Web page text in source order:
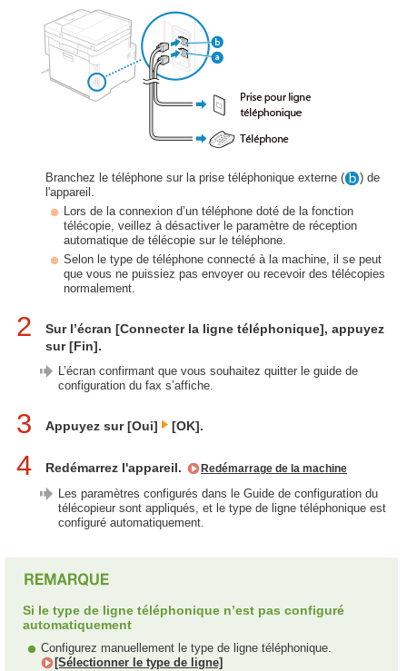
Branchez le téléphone sur la prise téléphonique externe (
) de
l'appareil.
Lors de la connexion d’un téléphone doté de la fonction
télécopie, veillez à désactiver le paramètre de réception
automatique de télécopie sur le téléphone.
Selon le type de téléphone connecté à la machine, il se peut
que vous ne puissiez pas envoyer ou recevoir des télécopies
normalement.
2
Sur l’écran [Connecter la ligne téléphonique], appuyez
sur [Fin].
L’écran confirmant que vous souhaitez quitter le guide de
configuration du fax s’affiche.
3 Appuyez sur [Oui] [OK].
4 Redémarrez l'appareil. Redémarrage de la machine
Les paramètres configurés dans le Guide de configuration du
télécopieur sont appliqués, et le type de ligne téléphonique est
configuré automatiquement.
Si le type de ligne téléphonique n’est pas configuré
automatiquement
Configurez manuellement le type de ligne téléphonique.
[Sélectionner le type de ligne]